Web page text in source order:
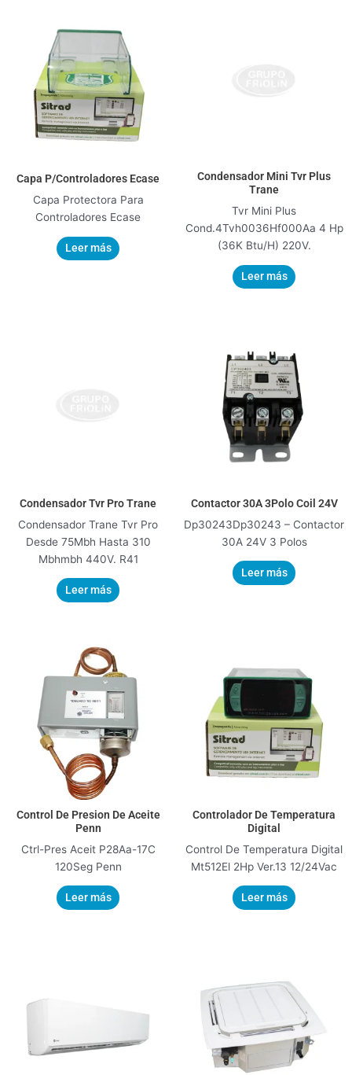
Capa P/Controladores Ecase
Capa Protectora Para
Controladores Ecase
Leer más
Condensador Mini Tvr Plus
Trane
Tvr Mini Plus
Cond.4Tvh0036Hf000Aa 4 Hp
(36K Btu/H) 220V.
Leer más
Condensador Tvr Pro Trane
Condensador Trane Tvr Pro
Desde 75Mbh Hasta 310
Mbhmbh 440V. R41
Leer más
Contactor 30A 3Polo Coil 24V
Dp30243Dp30243 – Contactor
30A 24V 3 Polos
Leer más
Control De Presion De Aceite
Penn
Ctrl-Pres Aceit P28Aa-17C
120Seg Penn
Leer más
Controlador De Temperatura
Digital
Control De Temperatura Digital
Mt512El 2Hp Ver.13 12/24Vac
Leer más